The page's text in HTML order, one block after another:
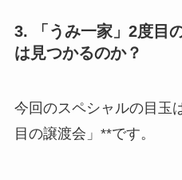
3. 「うみ一家」2度目
は見つかるのか？
今回のスペシャルの目玉
目の譲渡会」**です。